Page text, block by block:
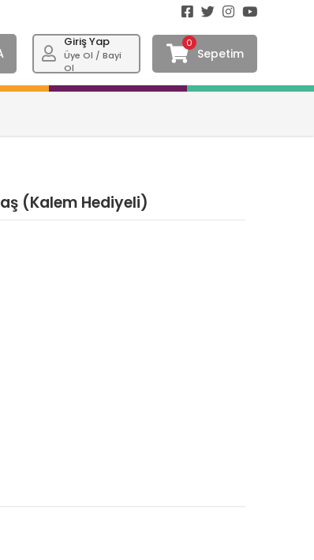
Giriş Yap
Üye Ol / Bayi
Ol
0
Sepetim
(Kalem Hediyeli)